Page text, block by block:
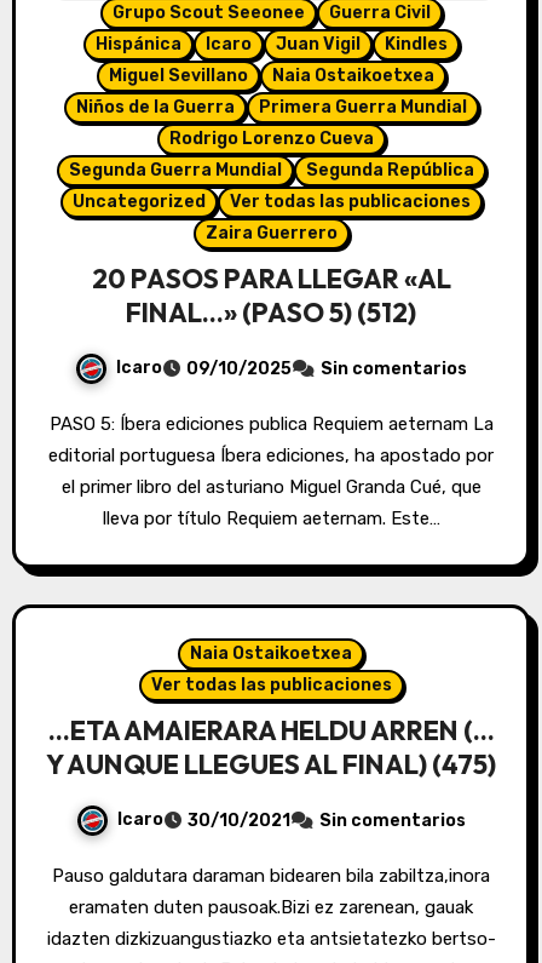
Grupo Scout Seeonee
Guerra Civil
Hispánica
Icaro Juan Vigil
Kindles
Miguel Sevillano
Naia Ostaikoetxea
Niños de la Guerra
Primera Guerra Mundial
Rodrigo Lorenzo Cueva
Segunda Guerra Mundial
Segunda República
Uncategorized
Ver todas las publicaciones
Zaira Guerrero
20 PASOS PARA LLEGAR «AL
FINAL…» (PASO 5) (512)
Icaro 09/10/2025 Sin comentarios
PASO 5: Íbera ediciones publica Requiem aeternam La
editorial portuguesa Íbera ediciones, ha apostado por
el primer libro del asturiano Miguel Granda Cué, que
lleva por título Requiem aeternam. Este…
Naia Ostaikoetxea
Ver todas las publicaciones
…ETA AMAIERARA HELDU ARREN (…
Y AUNQUE LLEGUES AL FINAL) (475)
Icaro 30/10/2021 Sin comentarios
Pauso galdutara daraman bidearen bila zabiltza,inora
eramaten duten pausoak.Bizi ez zarenean, gauak
idazten dizkizuangustiazko eta antsietatezko bertso-